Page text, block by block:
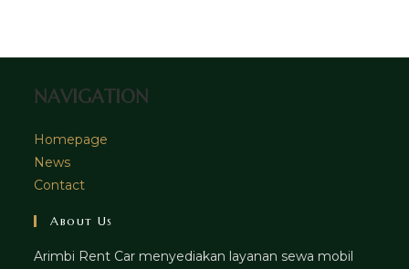
tab
NAVIGATION
Homepage
News
Contact
About Us
Arimbi Rent Car menyediakan layanan sewa mobil